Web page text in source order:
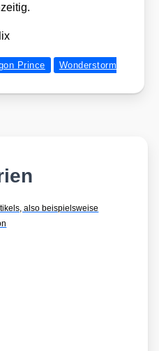
Prince
Wonderstorm
also beispielsweise